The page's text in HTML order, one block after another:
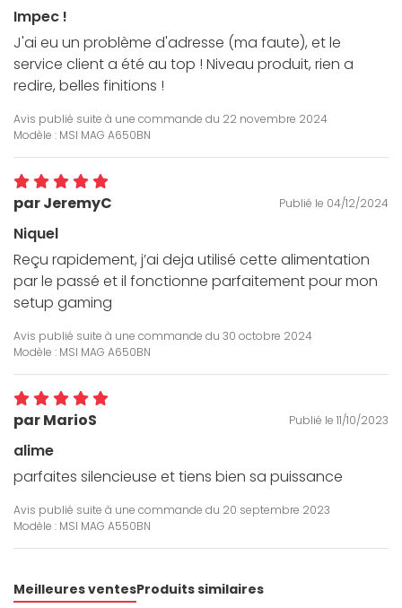
Impec !
J'ai eu un problème d'adresse (ma faute), et le
service client a été au top ! Niveau produit, rien a
redire, belles finitions !
Avis publié suite à une commande du 22 novembre 2024
Modèle : MSI MAG A650BN
par JeremyC Publié le 04/12/2024
Niquel
Reçu rapidement, j’ai deja utilisé cette alimentation
par le passé et il fonctionne parfaitement pour mon
setup gaming
Avis publié suite à une commande du 30 octobre 2024
Modèle : MSI MAG A650BN
par MarioS Publié le 11/10/2023
alime
parfaites silencieuse et tiens bien sa puissance
Avis publié suite à une commande du 20 septembre 2023
Modèle : MSI MAG A550BN
Meilleures ventesProduits similaires